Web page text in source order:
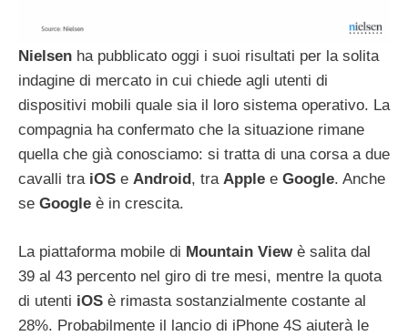
Nielsen ha pubblicato oggi i suoi risultati per la solita
indagine di mercato in cui chiede agli utenti di
dispositivi mobili quale sia il loro sistema operativo. La
compagnia ha confermato che la situazione rimane
quella che già conosciamo: si tratta di una corsa a due
cavalli tra iOS e Android, tra Apple e Google. Anche
se Google è in crescita.
La piattaforma mobile di Mountain View è salita dal
39 al 43 percento nel giro di tre mesi, mentre la quota
di utenti iOS è rimasta sostanzialmente costante al
28%. Probabilmente il lancio di iPhone 4S aiuterà le